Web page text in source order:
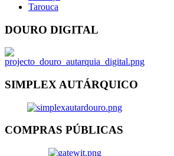
Tarouca
DOURO DIGITAL
SIMPLEX AUTÁRQUICO
COMPRAS PÚBLICAS